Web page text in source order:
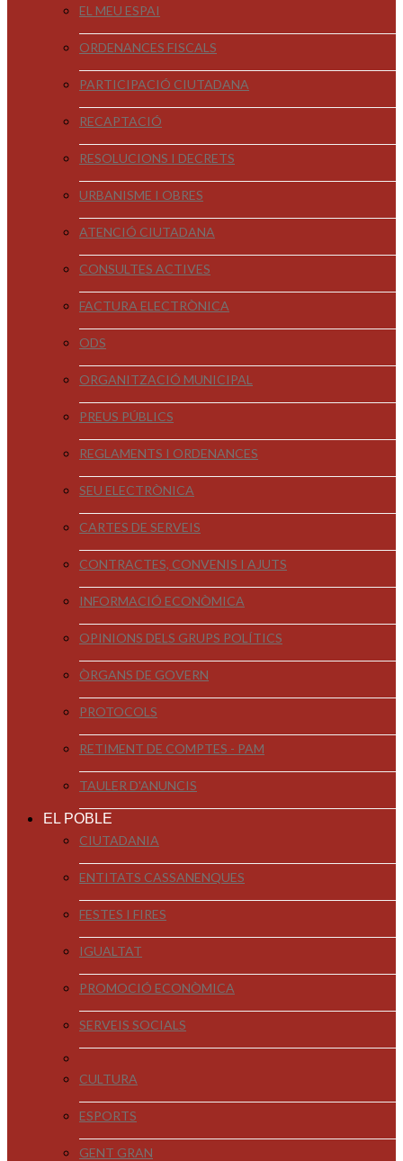
EL MEU ESPAI
ORDENANCES FISCALS
PARTICIPACIÓ CIUTADANA
RECAPTACIÓ
RESOLUCIONS I DECRETS
URBANISME I OBRES
ATENCIÓ CIUTADANA
CONSULTES ACTIVES
FACTURA ELECTRÒNICA
ODS
ORGANITZACIÓ MUNICIPAL
PREUS PÚBLICS
REGLAMENTS I ORDENANCES
SEU ELECTRÒNICA
CARTES DE SERVEIS
CONTRACTES, CONVENIS I AJUTS
INFORMACIÓ ECONÒMICA
OPINIONS DELS GRUPS POLÍTICS
ÒRGANS DE GOVERN
PROTOCOLS
RETIMENT DE COMPTES - PAM
TAULER D'ANUNCIS
EL POBLE
CIUTADANIA
ENTITATS CASSANENQUES
FESTES I FIRES
IGUALTAT
PROMOCIÓ ECONÒMICA
SERVEIS SOCIALS
CULTURA
ESPORTS
GENT GRAN